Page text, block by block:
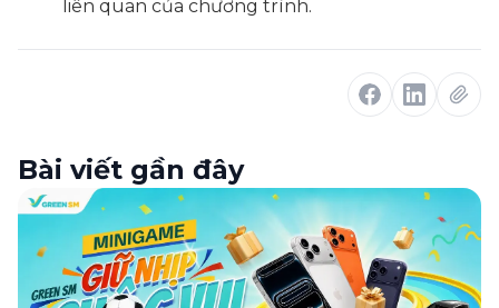
liên quan của chương trình.
Bài viết gần đây